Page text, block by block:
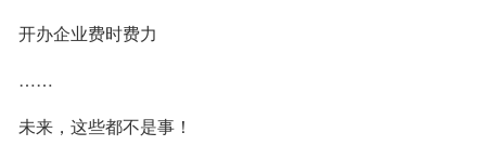
开办企业费时费力
……
未来，这些都不是事！